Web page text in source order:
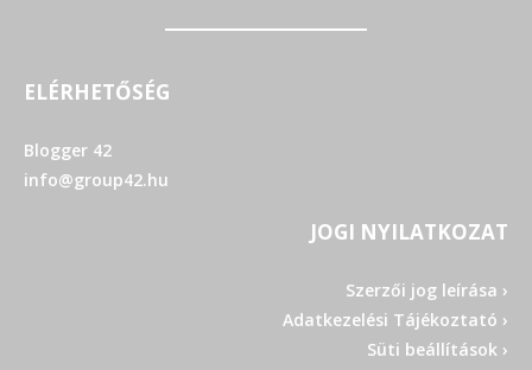
ELÉRHETŐSÉG
Blogger 42
info@group42.hu
JOGI NYILATKOZAT
Szerzői jog leírása ›
Adatkezelési Tájékoztató ›
Süti beállítások ›